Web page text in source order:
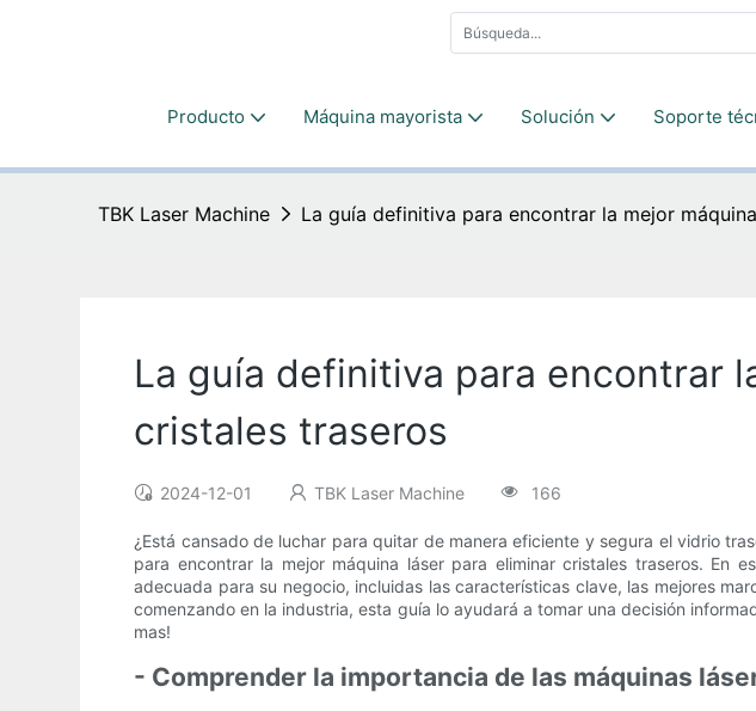
Producto Máquina mayorista Solución Soporte
TBK Laser Machine La guía definitiva para encontrar la mejor
La guía definitiva para encontrar
cristales traseros
2024-12-01 TBK Laser Machine 166
¿Está cansado de luchar para quitar de manera eficiente y segura el vidrio
para encontrar la mejor máquina láser para eliminar cristales traseros. En
adecuada para su negocio, incluidas las características clave, las mejores
comenzando en la industria, esta guía lo ayudará a tomar una decisión
mas!
- Comprender la importancia de las máquinas